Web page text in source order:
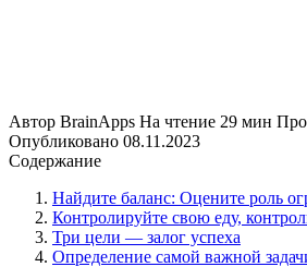
Автор BrainApps На чтение 29 мин
Опубликовано 08.11.2023
Содержание
Найдите баланс: Оцените роль
Контролируйте свою еду,
Три цели — залог успеха
Определение самой важной